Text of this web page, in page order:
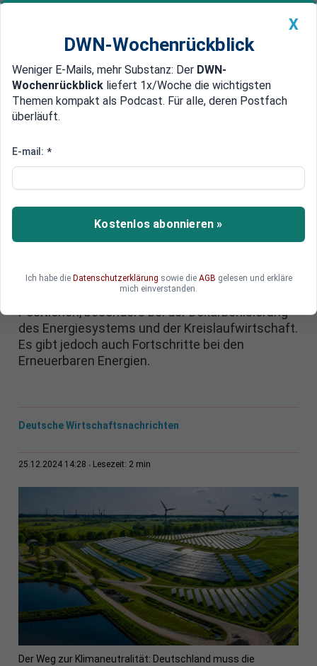
Newsticker MEIN DWN: Geldanlage Premium
Edelmetalle DWN-Magazin China
Klimaneutralität Deutschland:
Fortschritte zeigt
Deutschland muss seine Bemühungen zur
Erreichung der Klimaziele des Pariser
Bertelsmann-Studie rangiert das Land im
internationalen Vergleich auf mittleren
Positionen, besonders bei der Dekarbonisierung
des Energiesystems und der Kreislaufwirtschaft.
Es gibt jedoch auch Fortschritte bei den
Erneuerbaren Energien.
Deutsche Wirtschaftsnachrichten
25.12.2024 14:28 Lesezeit: 2 min
Der Weg zur Klimaneutralität: Deutschland muss die
X
DWN-Wochenrückblick
Weniger E-Mails, mehr Substanz: Der DWN-
Wochenrückblick liefert 1x/Woche die wichtigsten
Themen kompakt als Podcast. Für alle, deren Postfach
überläuft.
E-mail: *
Kostenlos abonnieren »
Ich habe die Datenschutzerklärung sowie die AGB gelesen und erkläre
mich einverstanden.